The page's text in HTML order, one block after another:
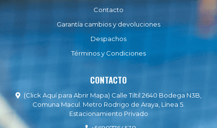
Contacto
Garantía cambios y devoluciones
Despachos
Términos y Condiciones
CONTACTO
(Click Aquí para Abrir Mapa) Calle Tiltil 2640 Bodega N3B,
Comuna Macul. Metro Rodrigo de Araya, Línea 5.
Estacionamiento Privado